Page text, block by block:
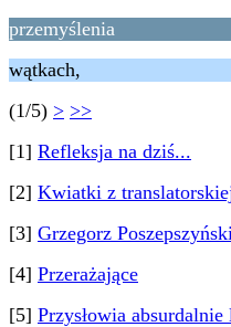
przemyślenia
wątkach,
(1/5) > >>
[1] Refleksja na dziś...
[2] Kwiatki z
[3] Grzegorz
[4] Przerażające
[5] Przysłowia absurdalnie